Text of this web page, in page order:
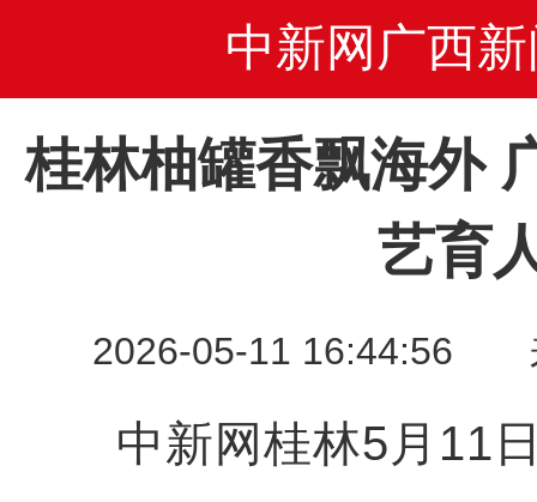
中新网广西新
桂林柚罐香飘海外
艺育
2026-05-11 16:44:56
中新网桂林5月11日